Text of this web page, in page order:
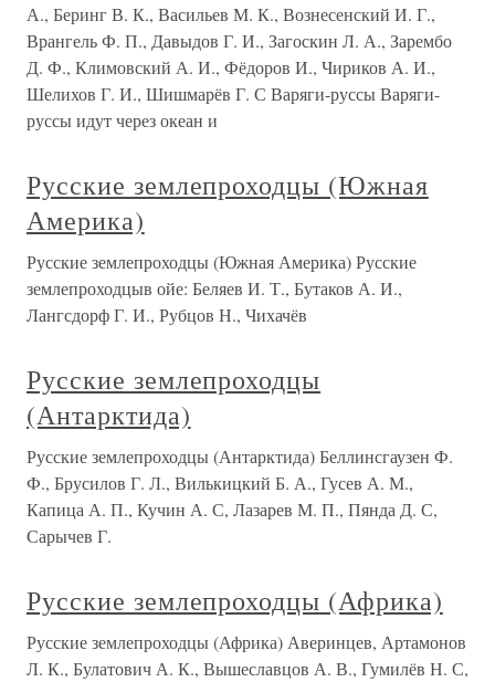
А., Беринг В. К., Васильев М. К., Вознесенский И. Г.,
Врангель Ф. П., Давыдов Г. И., Загоскин Л. А., Зарембо
Д. Ф., Климовский А. И., Фёдоров И., Чириков А. И.,
Шелихов Г. И., Шишмарёв Г. С Варяги-руссы Варяги-
руссы идут через океан и
Русские землепроходцы (Южная
Америка)
Русские землепроходцы (Южная Америка) Русские
землепроходцыв ойе: Беляев И. Т., Бутаков А. И.,
Лангсдорф Г. И., Рубцов Н., Чихачёв
Русские землепроходцы
(Антарктида)
Русские землепроходцы (Антарктида) Беллинсгаузен Ф.
Ф., Брусилов Г. Л., Вилькицкий Б. А., Гусев А. М.,
Капица А. П., Кучин А. С, Лазарев М. П., Пянда Д. С,
Сарычев Г.
Русские землепроходцы (Африка)
Русские землепроходцы (Африка) Аверинцев, Артамонов
Л. К., Булатович А. К., Вышеславцов А. В., Гумилёв Н. С,